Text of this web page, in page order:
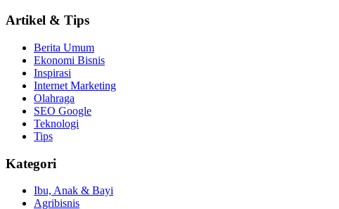
Artikel & Tips
Berita Umum
Ekonomi Bisnis
Inspirasi
Internet Marketing
Olahraga
SEO Google
Teknologi
Tips
Kategori
Ibu, Anak & Bayi
Agribisnis